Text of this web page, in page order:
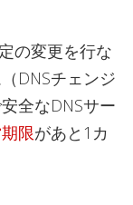
の変更を行な
DNSチェンジ
全なDNSサー
限があと1カ